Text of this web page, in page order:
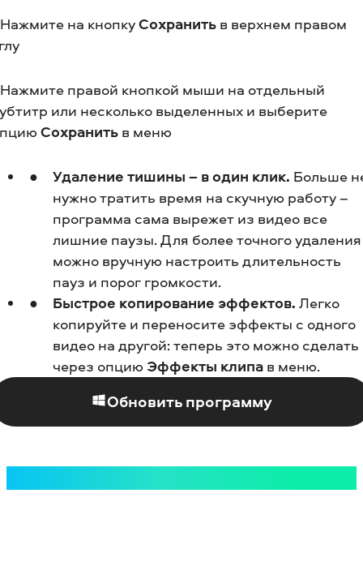
на кнопкуСохранить в верхнем правом
правой кнопкой мыши на отдельный
или несколько выделенных и выберите
Сохранить в меню
Удаление тишины – в один клик. Больше
нужно тратить время на скучную работу –
программа сама вырежет из видео все
лишние паузы. Для более точного удаления
можно вручную настроить длительность
пауз и порог громкости.
Быстрое копирование эффектов. Легко
копируйте и переносите эффекты с одного
видео на другой: теперь это можно сделать
через опцию Эффекты клипав меню.
Обновить программу